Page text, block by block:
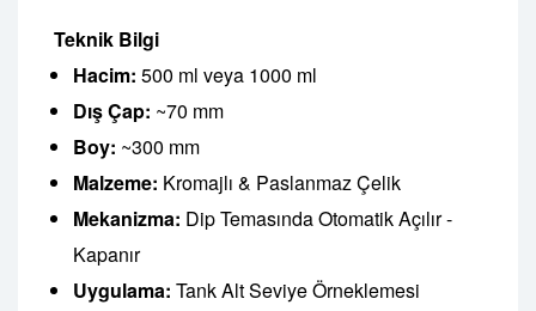
Teknik Bilgi
Hacim: 500 ml veya 1000 ml
Dış Çap: ~70 mm
Boy: ~300 mm
Malzeme: Kromajlı & Paslanmaz Çelik
Mekanizma: Dip Temasında Otomatik Açılır -
Kapanır
Uygulama: Tank Alt Seviye Örneklemesi